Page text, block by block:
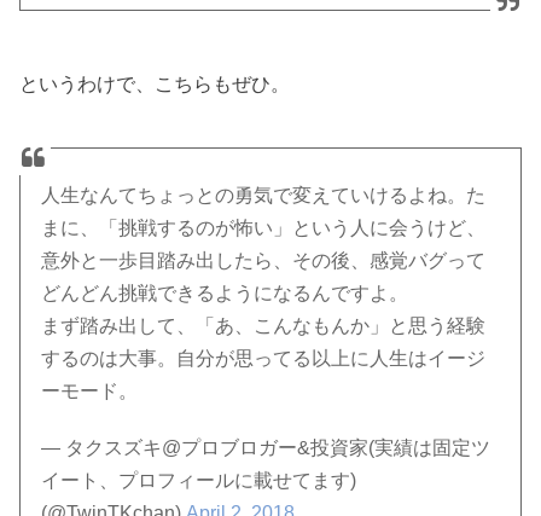
というわけで、こちらもぜひ。
人生なんてちょっとの勇気で変えていけるよね。た
まに、「挑戦するのが怖い」という人に会うけど、
意外と一歩目踏み出したら、その後、感覚バグって
どんどん挑戦できるようになるんですよ。
まず踏み出して、「あ、こんなもんか」と思う経験
するのは大事。自分が思ってる以上に人生はイージ
ーモード。
— タクスズキ@プロブロガー&投資家(実績は固定ツ
イート、プロフィールに載せてます)